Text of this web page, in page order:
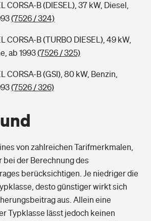
CORSA-B (DIESEL), 37 kW, Diesel,
(7526 / 324)
CORSA-B (TURBO DIESEL), 49 kW,
ab 1993(7526 / 325)
CORSA-B (GSI), 80 kW, Benzin,
(7526 / 326)
von zahlreichen Tarifmerkmalen,
bei der Berechnung des
berücksichtigen. Je niedriger die
desto günstiger wirkt sich
aus. Allein eine
Typklasse lässt jedoch keinen